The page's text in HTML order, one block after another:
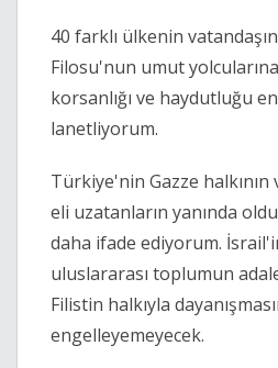
40 farklı ülkenin
Filosu'nun umut
korsanlığı ve haydutluğu
lanetliyorum.
Türkiye'nin Gazze halkının
eli uzatanların yanında
daha ifade ediyorum.
uluslararası toplumun
Filistin halkıyla
engelleyemeyecek.